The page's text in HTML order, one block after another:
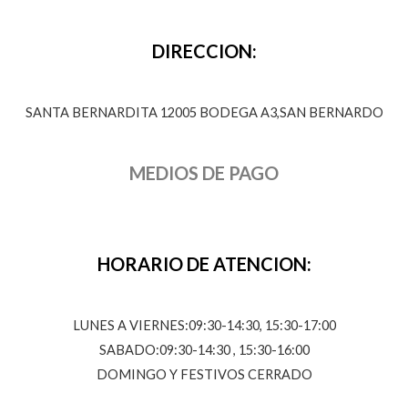
DIRECCION:
SANTA BERNARDITA 12005 BODEGA A3,SAN BERNARDO
MEDIOS DE PAGO
HORARIO DE ATENCION:
LUNES A VIERNES:09:30-14:30, 15:30-17:00
SABADO:09:30-14:30 , 15:30-16:00
DOMINGO Y FESTIVOS CERRADO